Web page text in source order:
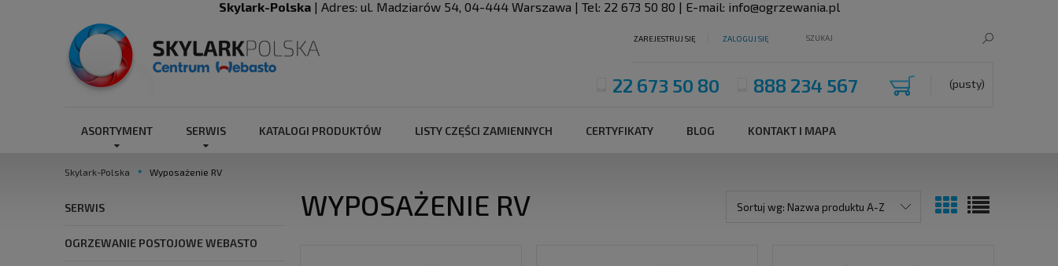
Skylark-Polska| Adres: ul. Madziarów 54, 04-444 Warszawa | Tel: 22 673 50 80 | E-mail: info@ogrzewania.pl
ZAREJESTRUJ SIĘ ZALOGUJ SIĘ
(pusty)
22 673 50 80 888 234 567
ASORTYMENT SERWIS KATALOGI PRODUKTÓW LISTY CZĘŚCI ZAMIENNYCH CERTYFIKATY BLOG KONTAKT I MAPA
Skylark-Polska Wyposażenie RV
SERWIS
OGRZEWANIE POSTOJOWE WEBASTO
WYPOSAŻENIE RV Sortuj wg: Nazwa produktu A-Z